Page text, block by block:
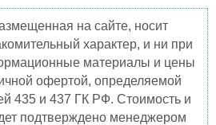
на сайте, носит
характер, и ни при
материалы и цены
офертой, определяемой
435 и 437 ГК РФ. Стоимость и
подтверждено менеджером